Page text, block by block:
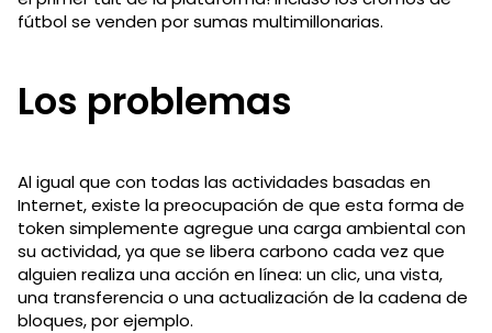
fútbol se venden por sumas multimillonarias.
Los problemas
Al igual que con todas las actividades basadas en
Internet, existe la preocupación de que esta forma de
token simplemente agregue una carga ambiental con
su actividad, ya que se libera carbono cada vez que
alguien realiza una acción en línea: un clic, una vista,
una transferencia o una actualización de la cadena de
bloques, por ejemplo.